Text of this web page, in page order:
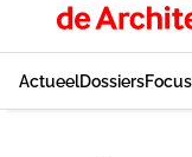
ActueelDossiersFocus